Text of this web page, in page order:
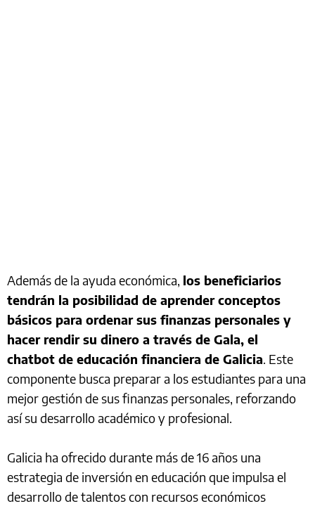
Además de la ayuda económica, los beneficiarios
tendrán la posibilidad de aprender conceptos
básicos para ordenar sus finanzas personales y
hacer rendir su dinero a través de Gala, el
chatbot de educación financiera de Galicia. Este
componente busca preparar a los estudiantes para una
mejor gestión de sus finanzas personales, reforzando
así su desarrollo académico y profesional.
Galicia ha ofrecido durante más de 16 años una
estrategia de inversión en educación que impulsa el
desarrollo de talentos con recursos económicos